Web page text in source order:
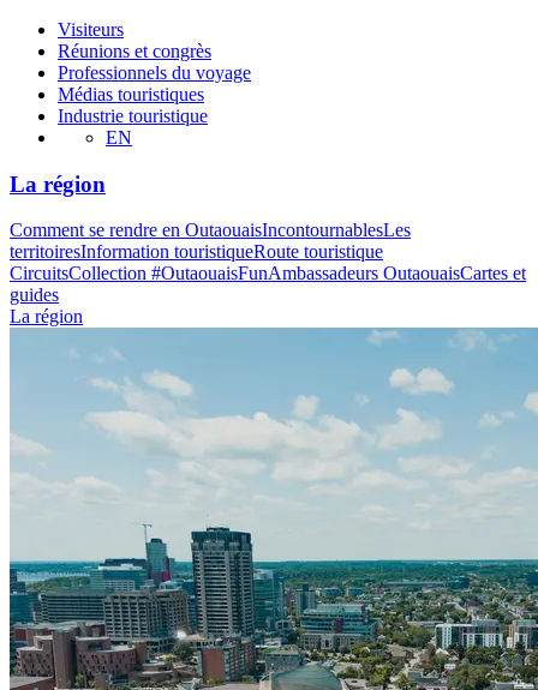
Visiteurs
Réunions et congrès
Professionnels du voyage
Médias touristiques
Industrie touristique
EN
La région
Comment se rendre en OutaouaisIncontournablesLes
territoiresInformation touristiqueRoute touristique
CircuitsCollection #OutaouaisFunAmbassadeurs OutaouaisCartes et
guides
La région